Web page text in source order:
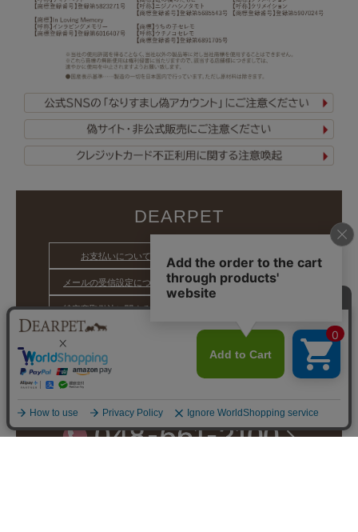
DEARPET
お支払いについて 送料/配送について
メールの受信設定について 個人情報の取り扱い
特定商取引法に関する表示
ペット火葬にお困りの方 ペットと入れる霊園紹介
● お問い合わせはこちら ●
ペットメモリアル専門店ディアペット お客さま相談窓
口